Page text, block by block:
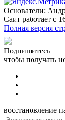
Основатели:
Сайт работает с
Полная версия
Подпишитесь
чтобы получать
восстановление